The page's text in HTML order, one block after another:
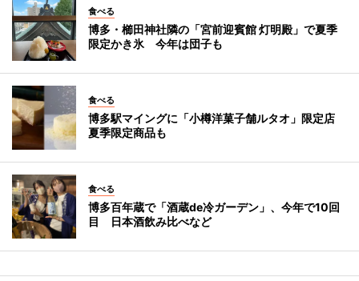
食べる
博多・櫛田神社隣の「宮前迎賓館 灯明殿」で夏季
限定かき氷 今年は団子も
食べる
博多駅マイングに「小樽洋菓子舗ルタオ」限定店
夏季限定商品も
食べる
博多百年蔵で「酒蔵de冷ガーデン」、今年で10回
目 日本酒飲み比べなど